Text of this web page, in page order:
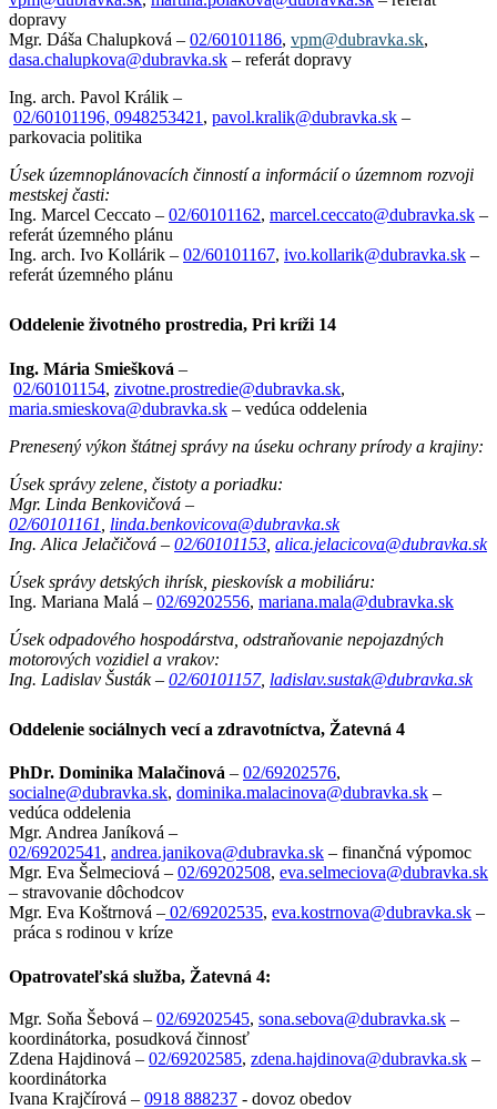
dopravy
Mgr. Dáša Chalupková – 02/60101186, vpm@dubravka.sk,
dasa.chalupkova@dubravka.sk – referát dopravy
Ing. arch. Pavol Králik –
02/60101196, 0948253421 , pavol.kralik@dubravka.sk –
parkovacia politika
Úsek územnoplánovacích činností a informácií o územnom rozvoji
mestskej časti:
Ing. Marcel Ceccato – 02/60101162, marcel.ceccato@dubravka.sk –
referát územného plánu
Ing. arch. Ivo Kollárik – 02/60101167, ivo.kollarik@dubravka.sk –
referát územného plánu
Oddelenie životného prostredia, Pri kríži 14
Ing. Mária Smiešková –
02/60101154, zivotne.prostredie@dubravka.sk,
maria.smieskova@dubravka.sk – vedúca oddelenia
Prenesený výkon štátnej správy na úseku ochrany prírody a krajiny:
Úsek správy zelene, čistoty a poriadku:
Mgr. Linda Benkovičová –
02/60101161
linda.benkovicova@dubravka.sk
Ing. Alica Jelačičová – 02/60101153 alica.jelacicova@dubravka.sk
Úsek správy detských ihrísk, pieskovísk a mobiliáru:
Ing. Mariana Malá – 02/69202556, mariana.mala@dubravka.sk
Úsek odpadového hospodárstva, odstraňovanie nepojazdných
motorových vozidiel a vrakov:
Ing. Ladislav Šusták – 02/60101157, ladislav.sustak@dubravka.sk
Oddelenie sociálnych vecí a zdravotníctva, Žatevná 4
PhDr. Dominika Malačinová – 02/69202576,
socialne@dubravka.sk, dominika.malacinova@dubravka.sk –
vedúca oddelenia
Mgr. Andrea Janíková –
02/69202541, andrea.janikova@dubravka.sk – finančná výpomoc
Mgr. Eva Šelmeciová – 02/69202508, eva.selmeciova@dubravka.sk
– stravovanie dôchodcov
Mgr. Eva Koštrnová – 02/69202535, eva.kostrnova@dubravka.sk –
práca s rodinou v kríze
Opatrovateľská služba, Žatevná 4:
Mgr. Soňa Šebová – 02/69202545, sona.sebova@dubravka.sk –
koordinátorka, posudková činnosť
Zdena Hajdinová – 02/69202585, zdena.hajdinova@dubravka.sk –
koordinátorka
Ivana Krajčírová – 0918 888237 - dovoz obedov